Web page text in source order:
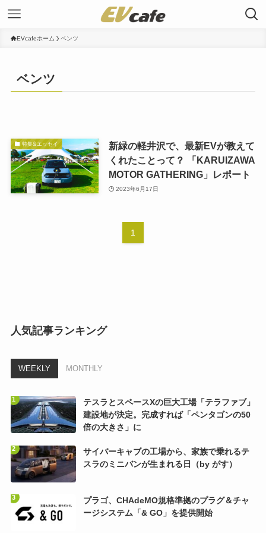
EVcafeホーム ベンツ
ベンツ
特集&エッセイ
新緑の軽井沢で、最新EVが教えて
くれたことって？ 「KARUIZAWA
MOTOR GATHERING」レポート
2023年6月17日
1
人気記事ランキング
WEEKLY MONTHLY
テスラとスペースXの巨大工場「テラファブ」
建設地が決定。完成すれば「ペンタゴンの50
倍の大きさ」に
サイバーキャブの工場から、家族で乗れるテ
スラのミニバンが生まれる日（by がす）
プラゴ、CHAdeMO規格準拠のプラグ＆チャ
ージシステム「& GO」を提供開始